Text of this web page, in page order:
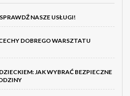
NASZE USŁUGI!
DOBREGO WARSZTATU
JAK WYBRAĆ BEZPIECZNE